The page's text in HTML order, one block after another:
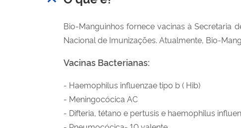
Bio-Manguinhos fornece vacinas à Secretaria
Nacional de Imunizações. Atualmente, Bio-
Vacinas Bacterianas:
- Haemophilus influenzae tipo b ( Hib)
- Meningocócica AC
- Difteria, tétano e pertusis e haemophilus